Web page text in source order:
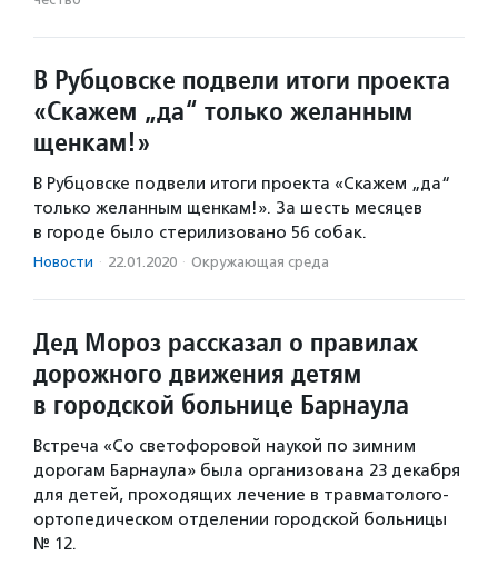
В Рубцовске подвели итоги проекта
«Скажем „да“ только желанным
щенкам!»
В Рубцовске подвели итоги проекта «Скажем „да“
только желанным щенкам!». За шесть месяцев
в городе было стерилизовано 56 собак.
Новости · 22.01.2020 · Окружающая среда
Дед Мороз рассказал о правилах
дорожного движения детям
в городской больнице Барнаула
Встреча «Со светофоровой наукой по зимним
дорогам Барнаула» была организована 23 декабря
для детей, проходящих лечение в травматолого-
ортопедическом отделении городской больницы
№ 12.